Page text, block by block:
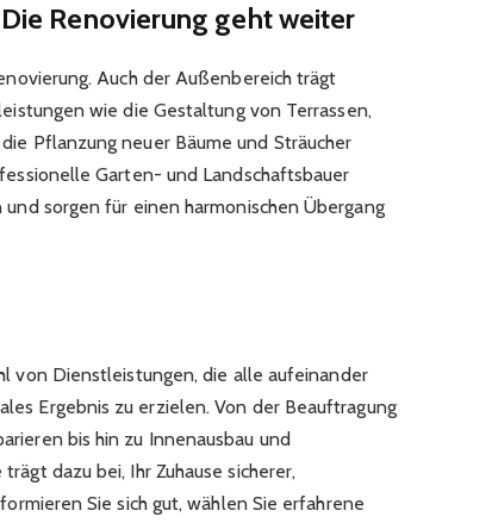
Renovierung geht weiter
Auch der Außenbereich trägt
wie die Gestaltung von Terrassen,
Pflanzung neuer Bäume und Sträucher
Garten- und Landschaftsbauer
sorgen für einen harmonischen Übergang
von Dienstleistungen, die alle aufeinander
Ergebnis zu erzielen. Von der Beauftragung
bis hin zu Innenausbau und
dazu bei, Ihr Zuhause sicherer,
Sie sich gut, wählen Sie erfahrene